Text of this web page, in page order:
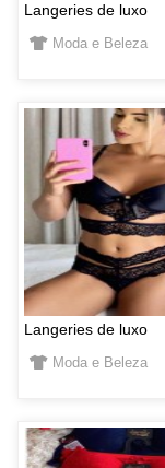
Langeries de luxo
Moda e Beleza
Langeries de luxo
Moda e Beleza